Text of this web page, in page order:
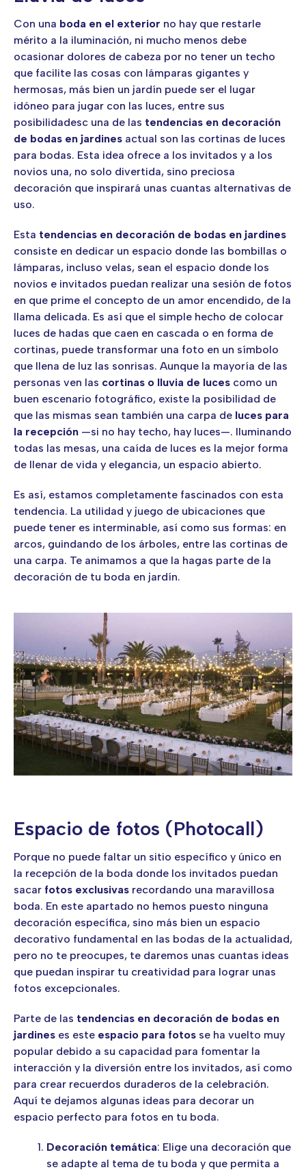
Con una boda en el exterior no hay que restarle
mérito a la iluminación, ni mucho menos debe
ocasionar dolores de cabeza por no tener un techo
que facilite las cosas con lámparas gigantes y
hermosas, más bien un jardín puede ser el lugar
idóneo para jugar con las luces, entre sus
posibilidadesc una de las tendencias en decoración
de bodas en jardines actual son las cortinas de luces
para bodas. Esta idea ofrece a los invitados y a los
novios una, no solo divertida, sino preciosa
decoración que inspirará unas cuantas alternativas de
uso.
Esta tendencias en decoración de bodas en jardines
consiste en dedicar un espacio donde las bombillas o
lámparas, incluso velas, sean el espacio donde los
novios e invitados puedan realizar una sesión de fotos
en que prime el concepto de un amor encendido, de la
llama delicada. Es así que el simple hecho de colocar
luces de hadas que caen en cascada o en forma de
cortinas, puede transformar una foto en un símbolo
que llena de luz las sonrisas. Aunque la mayoría de las
personas ven las cortinas o lluvia de luces como un
buen escenario fotográfico, existe la posibilidad de
que las mismas sean también una carpa de luces para
la recepción —si no hay techo, hay luces—. Iluminando
todas las mesas, una caída de luces es la mejor forma
de llenar de vida y elegancia, un espacio abierto.
Es así, estamos completamente fascinados con esta
tendencia. La utilidad y juego de ubicaciones que
puede tener es interminable, así como sus formas: en
arcos, guindando de los árboles, entre las cortinas de
una carpa. Te animamos a que la hagas parte de la
decoración de tu boda en jardín.
Espacio de fotos (Photocall)
Porque no puede faltar un sitio específico y único en
la recepción de la boda donde los invitados puedan
sacar fotos exclusivas recordando una maravillosa
boda. En este apartado no hemos puesto ninguna
decoración específica, sino más bien un espacio
decorativo fundamental en las bodas de la actualidad,
pero no te preocupes, te daremos unas cuantas ideas
que puedan inspirar tu creatividad para lograr unas
fotos excepcionales.
Parte de las tendencias en decoración de bodas en
jardines es este espacio para fotos se ha vuelto muy
popular debido a su capacidad para fomentar la
interacción y la diversión entre los invitados, así como
para crear recuerdos duraderos de la celebración.
Aquí te dejamos algunas ideas para decorar un
espacio perfecto para fotos en tu boda.
Decoración temática: Elige una decoración que
se adapte al tema de tu boda y que permita a